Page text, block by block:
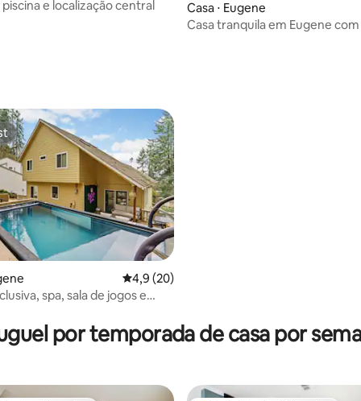
de 5, 18 avaliações
e localização central
Casa ⋅ Eugene
Casa tranquila em Eugene
4,9 de uma avaliação média de 5, 20
4,9 (20)
spa, sala de jogos e
por temporada de casa por